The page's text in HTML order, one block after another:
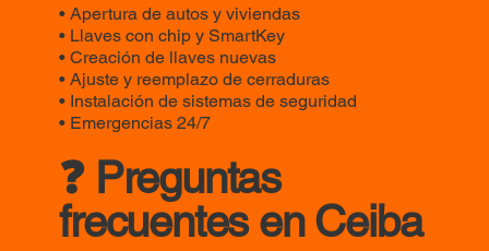
• Apertura de autos y viviendas
• Llaves con chip y SmartKey
• Creación de llaves nuevas
• Ajuste y reemplazo de cerraduras
• Instalación de sistemas de seguridad
• Emergencias 24/7
❓ Preguntas
frecuentes en Ceiba